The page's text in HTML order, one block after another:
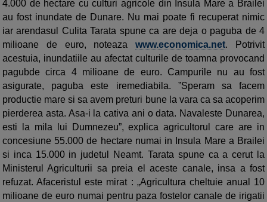
4.000 de hectare cu culturi agricole din Insula Mare a Brailei
au fost inundate de Dunare. Nu mai poate fi recuperat nimic
iar arendasul Culita Tarata spune ca are deja o paguba de 4
milioane de euro, noteazawww.economica.net. Potrivit
acestuia, inundatiile au afectat culturile de toamna provocand
pagubde circa 4 milioane de euro. Campurile nu au fost
asigurate, paguba este iremediabila. ”Speram sa facem
productie mare si sa avem preturi bune la vara ca sa acoperim
pierderea asta. Asa-i la cativa ani o data. Navaleste Dunarea,
esti la mila lui Dumnezeu”, explica agricultorul care are in
concesiune 55.000 de hectare numai in Insula Mare a Brailei
si inca 15.000 in judetul Neamt. Tarata spune ca a cerut la
Ministerul Agriculturii sa preia el aceste canale, insa a fost
refuzat. Afaceristul este mirat : „Agricultura cheltuie anual 10
milioane de euro numai pentru paza fostelor canale de irigatii